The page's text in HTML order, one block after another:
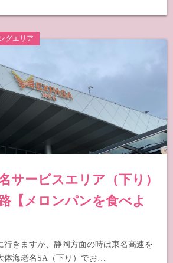
グエリア
サービスエリア（下り）
【メロンパンを食べよ
行きますが、静岡方面の時は東名高速を
体海老名SA（下り）でお…